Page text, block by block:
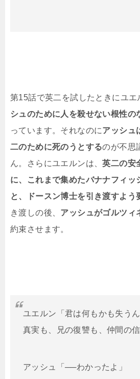
第15話で英二を試したときにユエ
シュのために人を殺せない根性の
っています。それなのにアッシュ
二のために死のうとするのが不思
ん。さらにユエルンは、英二の安
に、これまで集めたバナナフィッ
と、ドースン博士を引き渡すよう
き渡しの後、 アッシュがゴルツィ
約束させます。
ユエルン「君は何もかも失う
真実も、兄の復讐も、仲間の
アッシュ「──わかったよ」